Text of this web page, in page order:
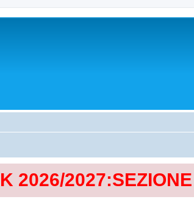
2026/